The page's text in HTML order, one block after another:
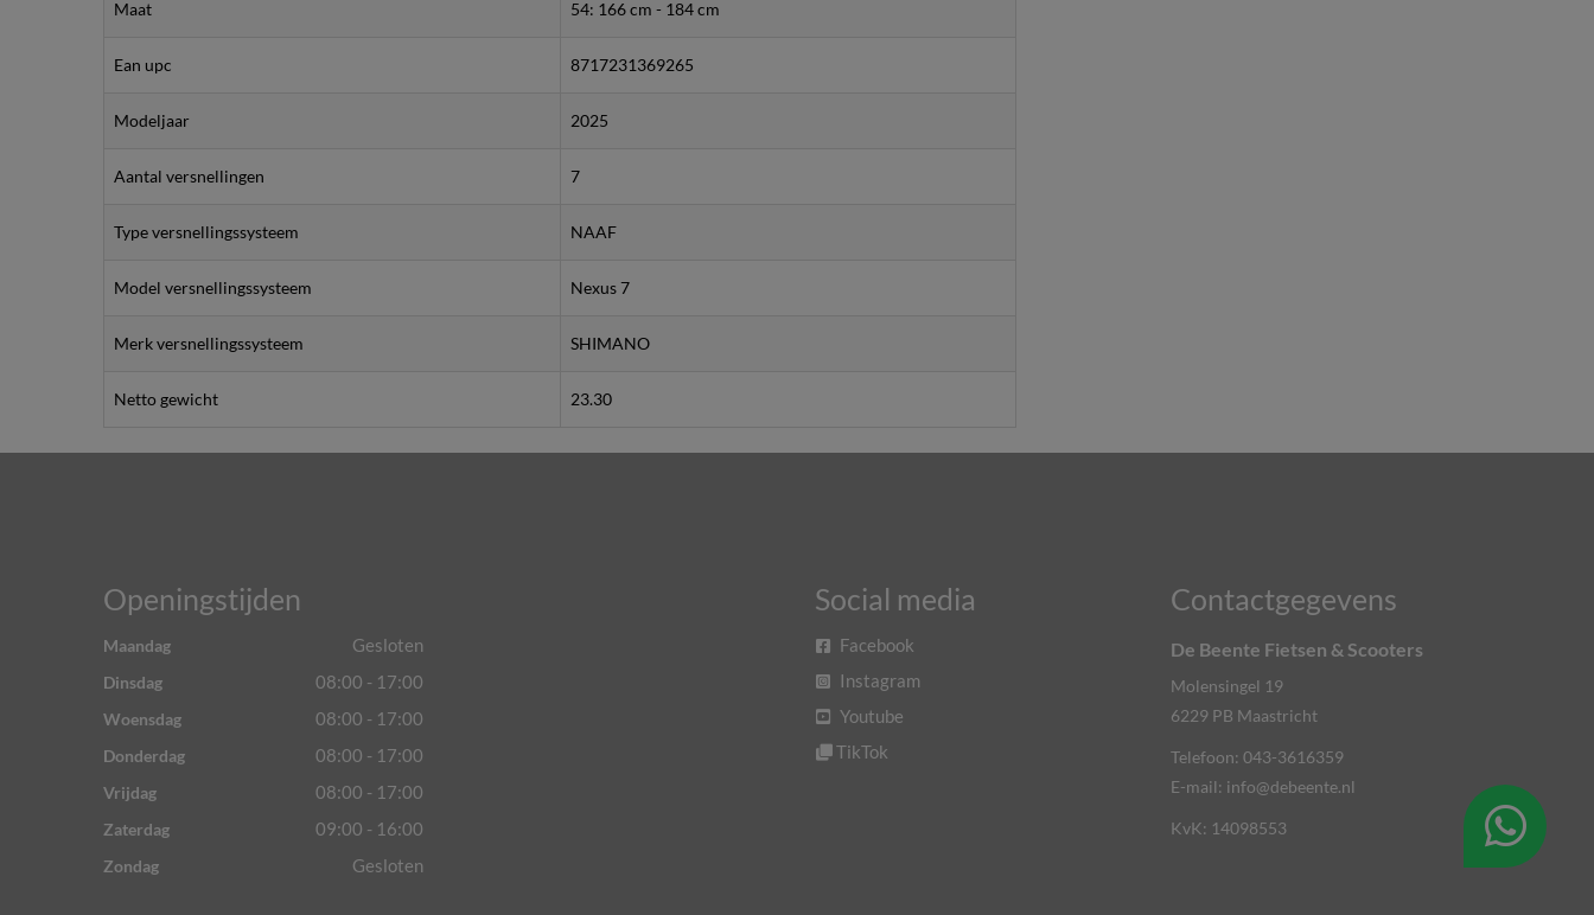
Maat 54: 166 cm - 184 cm
Ean upc 8717231369265
Modeljaar 2025
Aantal versnellingen 7
Type versnellingssysteem NAAF
Model versnellingssysteem Nexus 7
Merk versnellingssysteem SHIMANO
Netto gewicht 23.30
Openingstijden
Maandag Gesloten
Dinsdag 08:00 - 17:00
Woensdag 08:00 - 17:00
Donderdag 08:00 - 17:00
Vrijdag 08:00 - 17:00
Zaterdag 09:00 - 16:00
Zondag Gesloten
Social media
Facebook
Instagram
Youtube
TikTok
Contactgegevens
De Beente Fietsen & Scooters
Molensingel 19
6229 PB Maastricht
Telefoon: 043-3616359
E-mail: info@debeente.nl
KvK: 14098553